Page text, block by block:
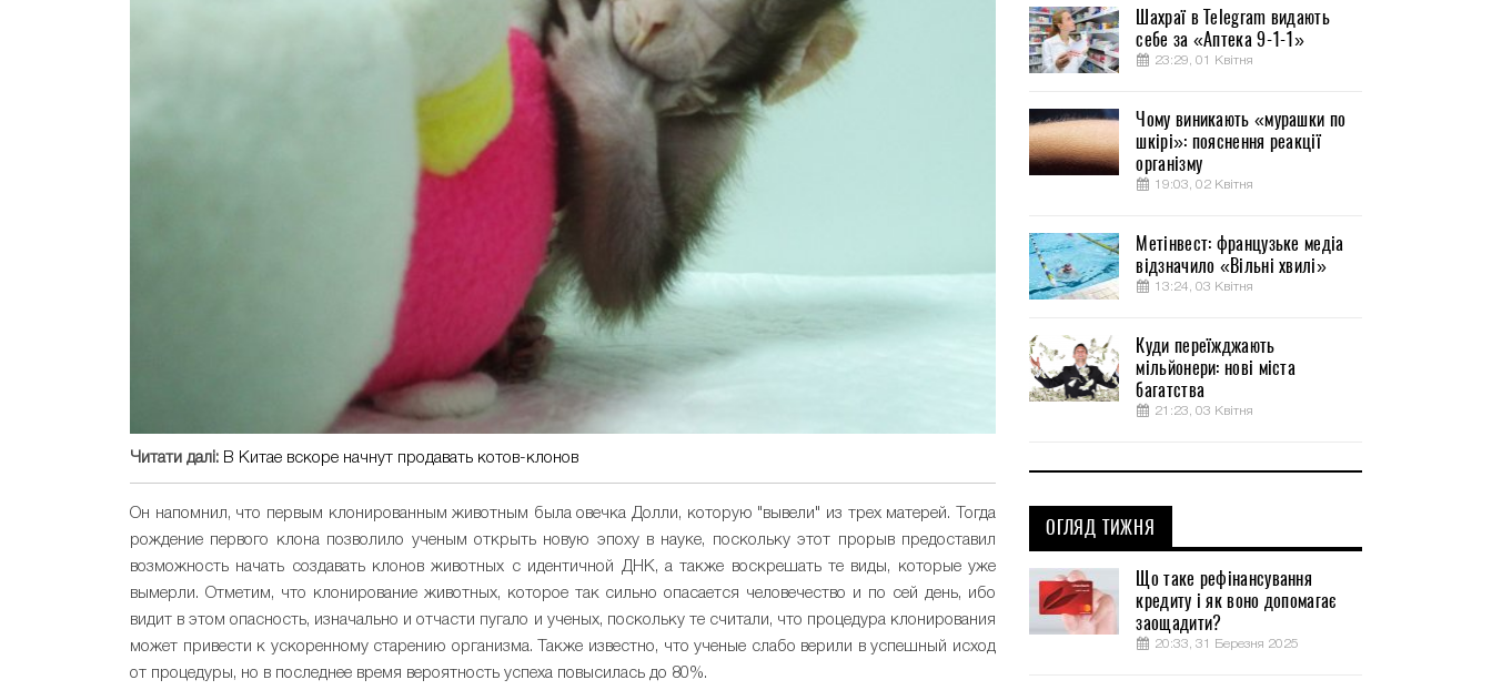
Читати далі: В Китае вскоре начнут продавать котов-клонов
Он напомнил, что первым клонированным животным была овечка Долли, которую "вывели" из трех матерей. Тогда
рождение первого клона позволило ученым открыть новую эпоху в науке, поскольку этот прорыв предоставил
возможность начать создавать клонов животных с идентичной ДНК, а также воскрешать те виды, которые уже
вымерли. Отметим, что клонирование животных, которое так сильно опасается человечество и по сей день, ибо
видит в этом опасность, изначально и отчасти пугало и ученых, поскольку те считали, что процедура клонирования
может привести к ускоренному старению организма. Также известно, что ученые слабо верили в успешный исход
от процедуры, но в последнее время вероятность успеха повысилась до 80%.
Шахраї в Telegram видають
себе за «Аптека 9-1-1»
23:29, 01 Квітня
Чому виникають «мурашки по
шкірі»: пояснення реакції
організму
19:03, 02 Квітня
Метінвест: французьке медіа
відзначило «Вільні хвилі»
13:24, 03 Квітня
Куди переїжджають
мільйонери: нові міста
багатства
21:23, 03 Квітня
ОГЛЯД ТИЖНЯ
Що таке рефінансування
кредиту і як воно допомагає
заощадити?
20:33, 31 Березня 2025